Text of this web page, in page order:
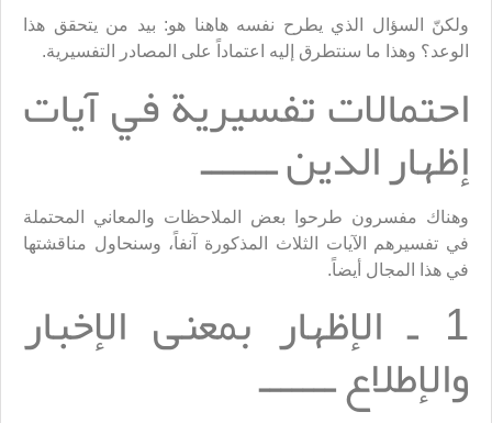
ولكنّ السؤال الذي يطرح نفسه هاهنا هو: بيد من يتحقق هذا
الوعد؟ وهذا ما سنتطرق إليه اعتماداً على المصادر التفسيرية.
احتمالات تفسيرية في آيات
إظهار الدين ـــــــ
وهناك مفسرون طرحوا بعض الملاحظات والمعاني المحتملة
في تفسيرهم الآيات الثلاث المذكورة آنفاً، وسنحاول مناقشتها
في هذا المجال أيضاً.
1 ـ الإظهار بمعنى الإخبار
والإطلاع ـــــــ